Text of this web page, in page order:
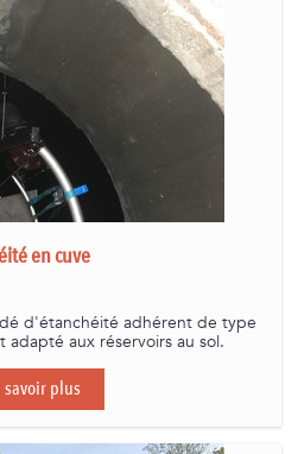
en cuve
d'étanchéité adhérent de type
aux réservoirs au sol.
savoir plus